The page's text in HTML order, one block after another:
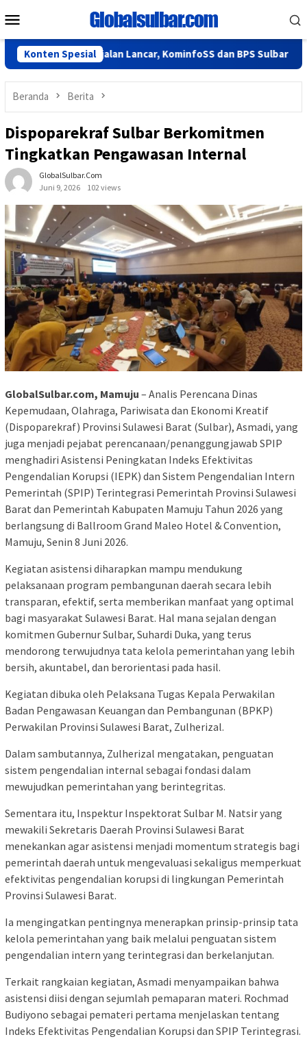
ke
Mobile
Konten Spesial
2026 Berjalan Lancar, KominfoSS dan BPS Sulbar Turun
Beranda Berita
Dispoparekraf Sulbar Berkomitmen
Tingkatkan Pengawasan Internal
GlobalSulbar.com
Juni 9, 2026
102 views
GlobalSulbar.com, Mamuju – Analis Perencana Dinas
Kepemudaan, Olahraga, Pariwisata dan Ekonomi Kreatif
(Dispoparekraf) Provinsi Sulawesi Barat (Sulbar), Asmadi, yang
juga menjadi pejabat perencanaan/penanggungjawab SPIP
menghadiri Asistensi Peningkatan Indeks Efektivitas
Pengendalian Korupsi (IEPK) dan Sistem Pengendalian Intern
Pemerintah (SPIP) Terintegrasi Pemerintah Provinsi Sulawesi
Barat dan Pemerintah Kabupaten Mamuju Tahun 2026 yang
berlangsung di Ballroom Grand Maleo Hotel & Convention,
Mamuju, Senin 8 Juni 2026.
Kegiatan asistensi diharapkan mampu mendukung
pelaksanaan program pembangunan daerah secara lebih
transparan, efektif, serta memberikan manfaat yang optimal
bagi masyarakat Sulawesi Barat. Hal mana sejalan dengan
komitmen Gubernur Sulbar, Suhardi Duka, yang terus
mendorong terwujudnya tata kelola pemerintahan yang lebih
bersih, akuntabel, dan berorientasi pada hasil.
Kegiatan dibuka oleh Pelaksana Tugas Kepala Perwakilan
Badan Pengawasan Keuangan dan Pembangunan (BPKP)
Perwakilan Provinsi Sulawesi Barat, Zulherizal.
Dalam sambutannya, Zulherizal mengatakan, penguatan
sistem pengendalian internal sebagai fondasi dalam
mewujudkan pemerintahan yang berintegritas.
Sementara itu, Inspektur Inspektorat Sulbar M. Natsir yang
mewakili Sekretaris Daerah Provinsi Sulawesi Barat
menekankan agar asistensi menjadi momentum strategis bagi
pemerintah daerah untuk mengevaluasi sekaligus memperkuat
efektivitas pengendalian korupsi di lingkungan Pemerintah
Provinsi Sulawesi Barat.
Ia mengingatkan pentingnya menerapkan prinsip-prinsip tata
kelola pemerintahan yang baik melalui penguatan sistem
pengendalian intern yang terintegrasi dan berkelanjutan.
Terkait rangkaian kegiatan, Asmadi menyampaikan bahwa
asistensi diisi dengan sejumlah pemaparan materi. Rochmad
Budiyono sebagai pemateri pertama menjelaskan tentang
Indeks Efektivitas Pengendalian Korupsi dan SPIP Terintegrasi.